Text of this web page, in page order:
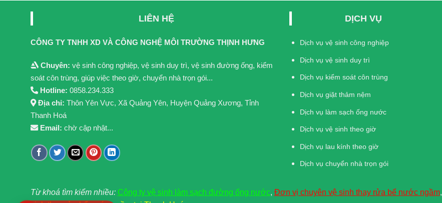
LIÊN HỆ
CÔNG TY TNHH XD VÀ CÔNG NGHỆ MÔI TRƯỜNG THỊNH HƯNG
Chuyên: vệ sinh công nghiệp, vệ sinh duy trì, vệ sinh đường ống, kiểm
soát côn trùng, giúp việc theo giờ, chuyển nhà trọn gói...
Hotline: 0858.234.333
Địa chỉ: Thôn Yên Vực, Xã Quảng Yên, Huyện Quảng Xương, Tỉnh
Thanh Hoá
Email: chờ cập nhật...
DỊCH VỤ
Dịch vụ vệ sinh công nghiệp
Dịch vụ vệ sinh duy trì
Dịch vụ kiểm soát côn trùng
Dịch vụ giặt thảm nệm
Dịch vụ làm sạch ống nước
Dịch vụ vệ sinh theo giờ
Dịch vụ lau kính theo giờ
Dịch vụ chuyển nhà trọn gói
Từ khoá tìm kiểm nhiều: Công ty vệ sinh làm sạch đường ống nước, Đơn vị chuyên vệ sinh thay rửa bể nước ngầm,